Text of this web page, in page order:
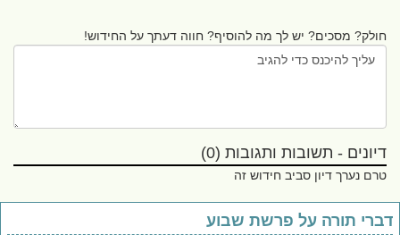
חולק? מסכים? יש לך מה להוסיף? חווה דעתך על החידוש!
דיונים - תשובות ותגובות (0)
טרם נערך דיון סביב חידוש זה
תורה על פרשת שבוע